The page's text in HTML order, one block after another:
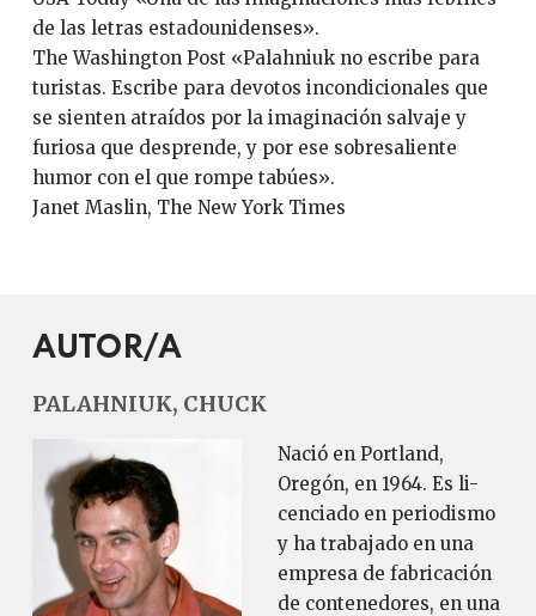
de las letras estadounidenses».
The Washington Post «Palahniuk no escribe para
turistas. Escribe para devotos incondicionales que
se sienten atraídos por la imaginación salvaje y
furiosa que desprende, y por ese sobresaliente
humor con el que rompe tabúes».
Janet Maslin, The New York Times
AUTOR/A
PALAHNIUK, CHUCK
Nació en Portland,
Oregón, en 1964. Es li-
cenciado en periodismo
y ha trabajado en una
empresa de fabricación
de contenedores, en una